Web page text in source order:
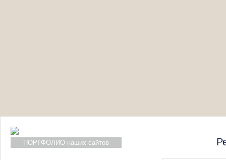
ПОРТФОЛИО наших сайтов